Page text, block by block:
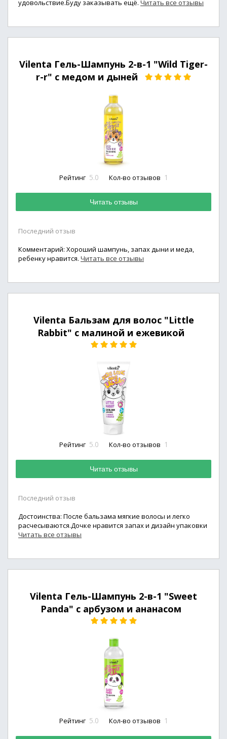
удовольствие.Буду заказывать ещё. Читать все отзывы
Vilenta Гель-Шампунь 2-в-1 "Wild Tiger-
r-r" с медом и дыней
Рейтинг 5.0 Кол-во отзывов 1
Читать отзывы
Последний отзыв
Комментарий: Хороший шампунь, запах дыни и меда,
ребенку нравится. Читать все отзывы
Vilenta Бальзам для волос "Little
Rabbit" с малиной и ежевикой
Рейтинг 5.0 Кол-во отзывов 1
Читать отзывы
Последний отзыв
Достоинства: После бальзама мягкие волосы и легко
расчесываются.Дочке нравится запах и дизайн упаковки
Читать все отзывы
Vilenta Гель-Шампунь 2-в-1 "Sweet
Panda" с арбузом и ананасом
Рейтинг 5.0 Кол-во отзывов 1